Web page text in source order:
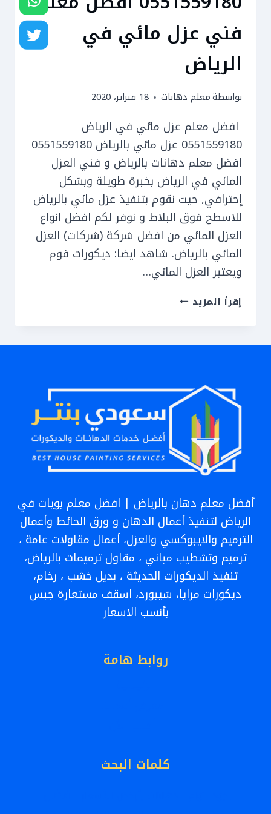
فني عزل مائي في
الرياض
بواسطةمعلم دهانات 18 فبراير، 2020
افضل معلم عزل مائي في الرياض
0551559180 عزل مائي بالرياض 0551559180
افضل معلم دهانات بالرياض و فني العزل
المائي في الرياض بخبرة طويلة وبشكل
إحترافي, حيث نقوم بتنفيذ عزل مائي بالرياض
للاسطح فوق البلاط و نوفر لكم افضل انواع
العزل المائي من افضل شركة (شركات) العزل
المائي بالرياض. شاهد ايضا: ديكورات فوم
ويعتبر العزل المائي…
إقرأ المزيدعوازل
معلم
فني
مائي
في
أفضل معلم دهان بالرياض | افضل معلم بويات في
الرياض لتنفيذ أعمال الدهان و ورق الحائط وأعمال
الترميم والايبوكسي والعزل، أعمال مقاولات عامة ،
ترميم وتشطيب مباني ، مقاول ترميمات بالرياض،
تنفيذ الديكورات الحديثة ، بديل خشب ، رخام،
ديكورات مرايا، شيبورد، اسقف مستعارة جبس
بأنسب الاسعار
روابط هامة
كلمات البحث